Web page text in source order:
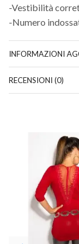
-Vestibilità
-Numero
INFORMAZIONI
RECENSIONI (0)